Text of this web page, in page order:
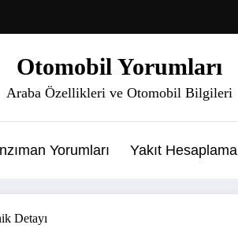
Otomobil Yorumları
Araba Özellikleri ve Otomobil Bilgileri
Yorumları Yakıt Hesaplama
Detayı